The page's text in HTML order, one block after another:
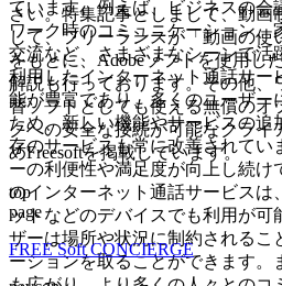
ています。例えば、ビジネスの会
ワーク時のコミュニケーション、
交流など、さまざまなシーンで活
利用したインターネット通話サー
能が豊富であり、多くのユーザー
ため、新しい機能やサービスの追
存のサービスも常に改善されてい
ーの利便性や満足度が向上し続け
のインターネット通話サービスは
ットなどのデバイスでも利用が可
ザーは場所や状況に制約されるこ
ーションを取ることができます。
さい。特集記事としまして、動画
して、フリーランスが「動画の使
をもとに、Adobeソフトを使用し
解説も行っております。その他、
替ソフトとしても使える無償のオ
クへの安全な接続が可能なクライ
めFreesoftを掲載しています。
top
page
FREE Soft CONCIERGE